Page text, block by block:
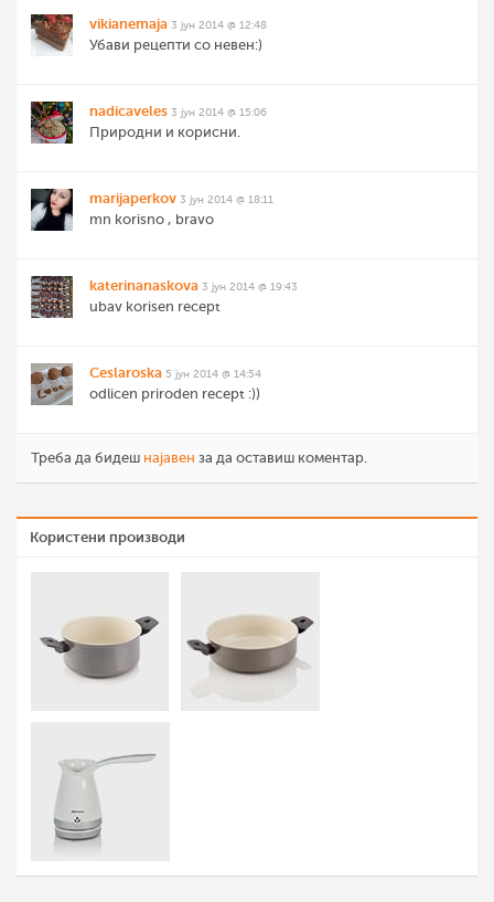
vikianemaja 3 јун 2014 @ 12:48
Убави рецепти со невен:)
nadicaveles 3 јун 2014 @ 15:06
Природни и корисни.
marijaperkov 3 јун 2014 @ 18:11
mn korisno , bravo
katerinanaskova 3 јун 2014 @ 19:43
ubav korisen recept
Ceslaroska 5 јун 2014 @ 14:54
odlicen priroden recept :))
Треба да бидеш најавен за да оставиш коментар.
Користени производи